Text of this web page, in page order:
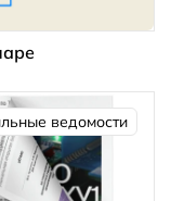
ведомости